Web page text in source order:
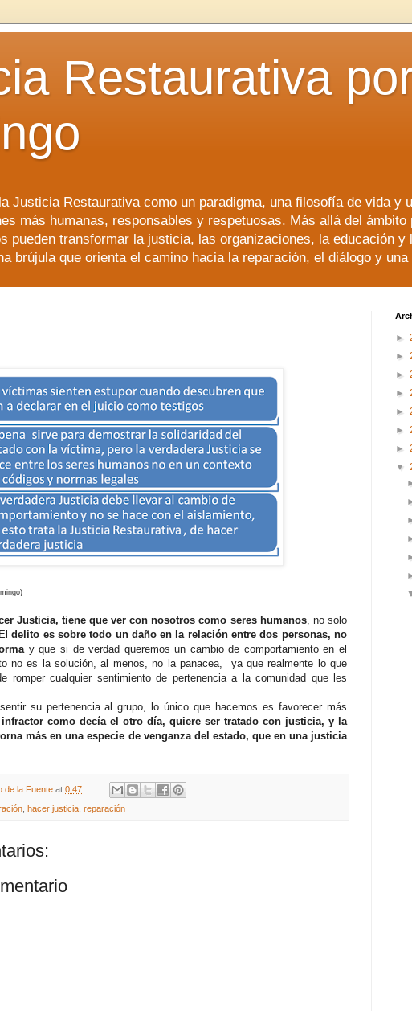
Restaurativa
Justicia Restaurativa como un paradigma, una filosofía de vida y
más humanas, responsables y respetuosas. Más allá del
pueden transformar la justicia, las organizaciones, la educación y
brújula que orienta el camino hacia la reparación, el diálogo y
Justicia, tiene que ver con nosotros como seres humanos, no solo
delito es sobre todo un daño en la relación entre dos personas, no
y que si de verdad queremos un cambio de comportamiento en el
no es la solución, al menos, no la panacea, ya que realmente lo que
romper cualquier sentimiento de pertenencia a la comunidad que les
su pertenencia al grupo, lo único que hacemos es favorecer más
infractor como decía el otro día, quiere ser tratado con justicia, y la
más en una especie de venganza del estado, que en una justicia
de la Fuente at 0:47
, hacer justicia, reparación
►
►
►
►
►
►
►
▼